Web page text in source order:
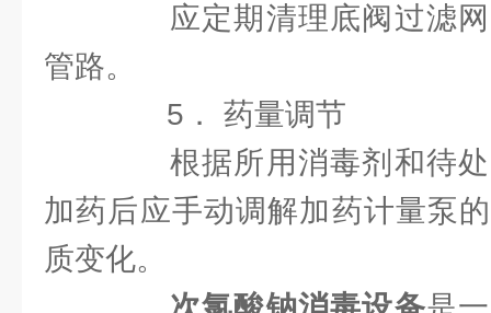
应定期清理底阀过滤网
管路。
5． 药量调节
根据所用消毒剂和待处
加药后应手动调解加药计量泵
质变化。